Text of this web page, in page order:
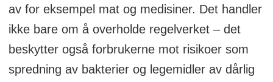
av for eksempel mat og medisiner. Det handler
ikke bare om å overholde regelverket – det
beskytter også forbrukerne mot risikoer som
spredning av bakterier og legemidler av dårlig